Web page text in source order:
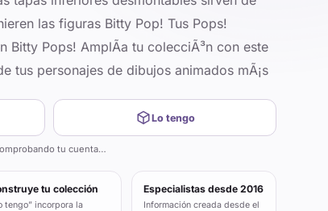
las figuras Bitty Pop! Tus Pops!
Bitty Pops! AmplÃ­a tu colecciÃ³n con este
tus personajes de dibujos animados mÃ¡s
Lo tengo
tu cuenta…
tu colección
tengo” incorpora la
Especialistas desde 2016
Información creada desde el